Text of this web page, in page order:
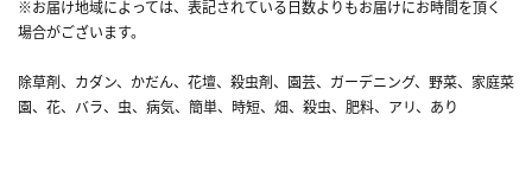
※お届け地域によっては、表記されている日数よりもお届けにお時間を頂く
場合がございます。
除草剤、カダン、かだん、花壇、殺虫剤、園芸、ガーデニング、野菜、家庭菜
園、花、バラ、虫、病気、簡単、時短、畑、殺虫、肥料、アリ、あり